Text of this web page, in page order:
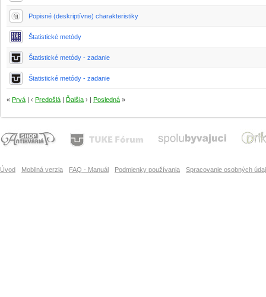
Popisné (deskriptívne) charakteristiky
Štatistické metódy
Štatistické metódy - zadanie
Štatistické metódy - zadanie
« Prvá | ‹ Predošlá | Ďalšia › | Posledná »
Úvod Mobilná verzia FAQ - Manuál Podmienky používania Spracovanie osobných